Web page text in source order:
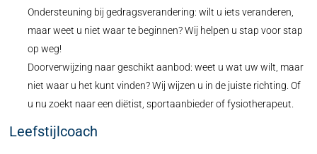
Ondersteuning bij gedragsverandering: wilt u iets veranderen,
maar weet u niet waar te beginnen? Wij helpen u stap voor stap
op weg!
Doorverwijzing naar geschikt aanbod: weet u wat uw wilt, maar
niet waar u het kunt vinden? Wij wijzen u in de juiste richting. Of
u nu zoekt naar een diëtist, sportaanbieder of fysiotherapeut.
Leefstijlcoach